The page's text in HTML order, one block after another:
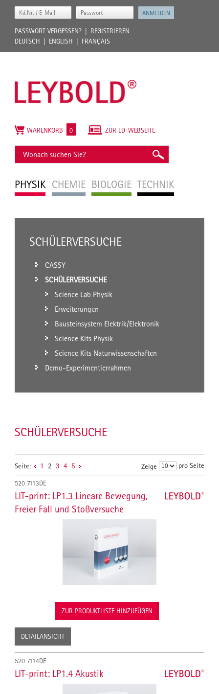
PASSWORT VERGESSEN?
REGISTRIEREN
DEUTSCH
ENGLISH FRANÇAIS
PHYSIK CHEMIE BIOLOGIE TECHNIK
ZUR LD-WEBSEITE
WARENKORB 0
SCHÜLERVERSUCHE
CASSY
SCHÜLERVERSUCHE
Science Lab Physik
Erweiterungen
Bausteinsystem Elektrik/Elektronik
Science Kits Physik
Science Kits Naturwissenschaften
Demo-Experimentierrahmen
SCHÜLERVERSUCHE
Seite: 1 2 3 4 5 Zeige pro Seite
520 7113DE
LIT-print: LP1.3 Lineare Bewegung,
Freier Fall und Stoßversuche
ZUR PRODUKTLISTE HINZUFÜGEN
DETAILANSICHT
520 7114DE
LIT-print: LP1.4 Akustik